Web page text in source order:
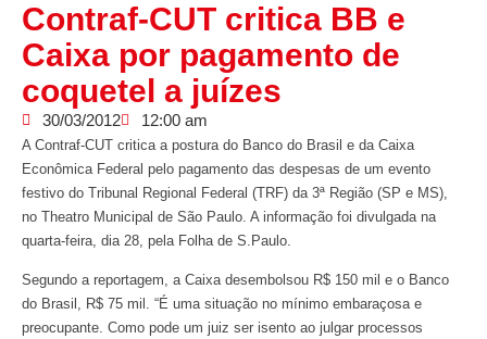
Contraf-CUT critica BB e
Caixa por pagamento de
coquetel a juízes
30/03/2012 12:00 am
A Contraf-CUT critica a postura do Banco do Brasil e da Caixa
Econômica Federal pelo pagamento das despesas de um evento
festivo do Tribunal Regional Federal (TRF) da 3ª Região (SP e MS),
no Theatro Municipal de São Paulo. A informação foi divulgada na
quarta-feira, dia 28, pela Folha de S.Paulo.
Segundo a reportagem, a Caixa desembolsou R$ 150 mil e o Banco
do Brasil, R$ 75 mil. “É uma situação no mínimo embaraçosa e
preocupante. Como pode um juiz ser isento ao julgar processos